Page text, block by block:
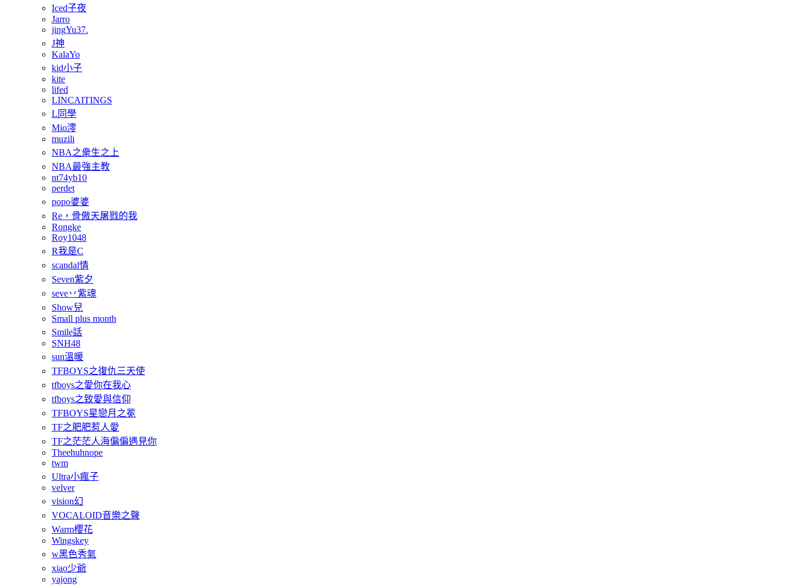
Iced子夜
Jarro
jingYu37.
J神
KalaYo
kid小子
kite
lifed
LINCAITINGS
L同學
Mio澪
muzili
NBA之衆生之上
NBA最強主教
nt74yb10
perdet
popo婆婆
Re，骨傲天屠戮的我
Rongke
Roy1048
R我是C
scandal情
Seven紫夕
seve丷紫魂
Show兒
Small plus month
Smile話
SNH48
sun溫暖
TFBOYS之復仇三天使
tfboys之愛你在我心
tfboys之致愛與信仰
TFBOYS星戀月之冕
TF之肥肥惹人愛
TF之茫茫人海偏偏遇見你
Theehuhnope
twm
Ultra小瘋子
velver
vision幻
VOCALOID音樂之聲
Warm櫻花
Wingskey
w黑色秀氣
xiao少爺
yajong